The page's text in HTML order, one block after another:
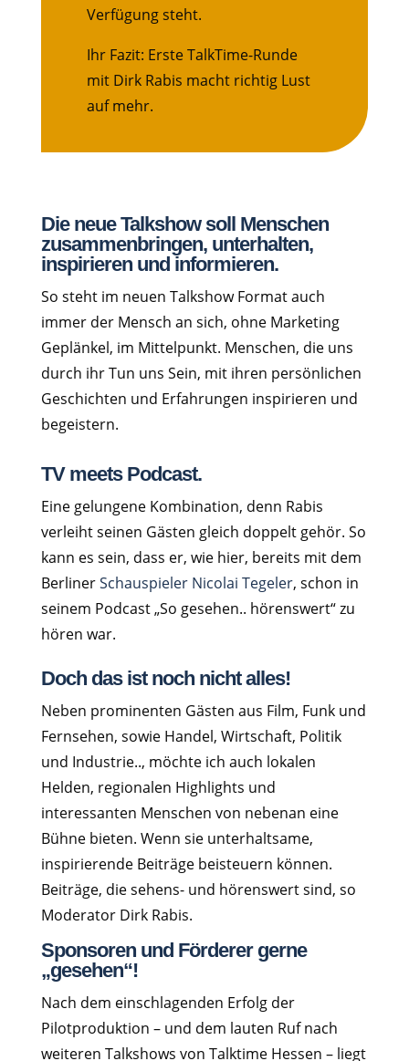
Verfügung steht.
Ihr Fazit: Erste TalkTime-Runde
mit Dirk Rabis macht richtig Lust
auf mehr.
Die neue Talkshow soll Menschen
zusammenbringen, unterhalten,
inspirieren und informieren.
So steht im neuen Talkshow Format auch
immer der Mensch an sich, ohne Marketing
Geplänkel, im Mittelpunkt. Menschen, die uns
durch ihr Tun uns Sein, mit ihren persönlichen
Geschichten und Erfahrungen inspirieren und
begeistern.
TV meets Podcast.
Eine gelungene Kombination, denn Rabis
verleiht seinen Gästen gleich doppelt gehör. So
kann es sein, dass er, wie hier, bereits mit dem
BerlinerSchauspieler Nicolai Tegeler, schon in
seinem Podcast „So gesehen.. hörenswert“ zu
hören war.
Doch das ist noch nicht alles!
Neben prominenten Gästen aus Film, Funk und
Fernsehen, sowie Handel, Wirtschaft, Politik
und Industrie.., möchte ich auch lokalen
Helden, regionalen Highlights und
interessanten Menschen von nebenan eine
Bühne bieten. Wenn sie unterhaltsame,
inspirierende Beiträge beisteuern können.
Beiträge, die sehens- und hörenswert sind, so
Moderator Dirk Rabis.
Sponsoren und Förderer gerne
„gesehen“!
Nach dem einschlagenden Erfolg der
Pilotproduktion – und dem lauten Ruf nach
weiteren Talkshows von Talktime Hessen – liegt